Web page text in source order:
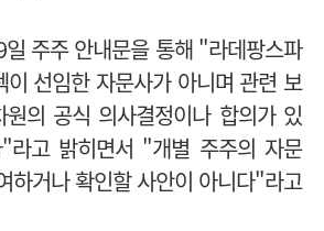
주주 안내문을 통해 "라데팡스파
이 선임한 자문사가 아니며 관련 보
의 공식 의사결정이나 합의가 있
라고 밝히면서 "개별 주주의 자문
하거나 확인할 사안이 아니다"라고